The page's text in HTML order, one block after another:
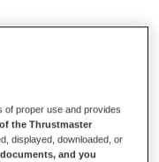
diestra
of proper use and provides
the Thrustmaster
displayed, downloaded, or
and you